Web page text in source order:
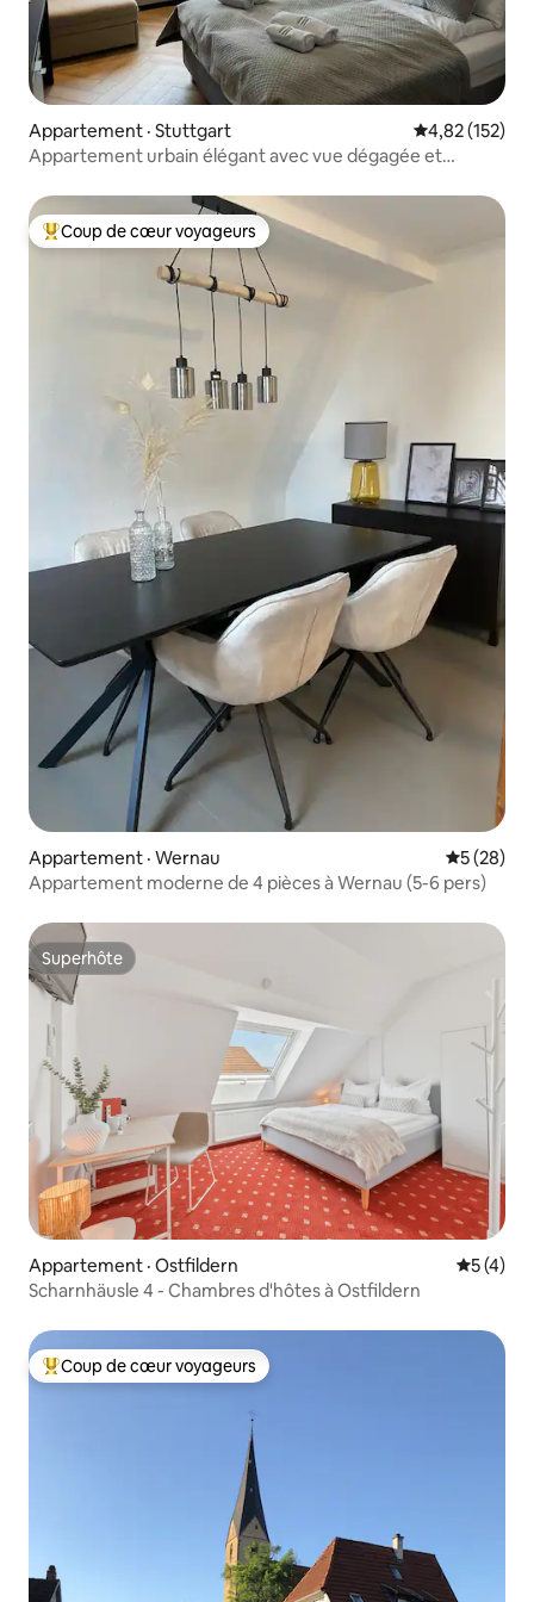
Appartement · Stuttgart Note
4,82 (152)
Appartement urbain élégant avec vue dégagée et
Coup de cœur voyageurs parmi les plus aimés
Coup de cœur voyageurs
Appartement · Wernau Note
5 (28)
Appartement moderne de 4 pièces à Wernau (5-6 pers)
Superhôte
Superhôte
Appartement · Ostfildern Note
5 (4)
Scharnhäusle 4 - Chambres d'hôtes à Ostfildern
Coup de cœur voyageurs parmi les plus aimés
Coup de cœur voyageurs